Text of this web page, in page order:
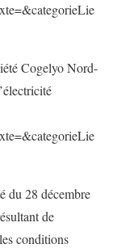
Cogelyo Nord-
du 28 décembre
de
conditions